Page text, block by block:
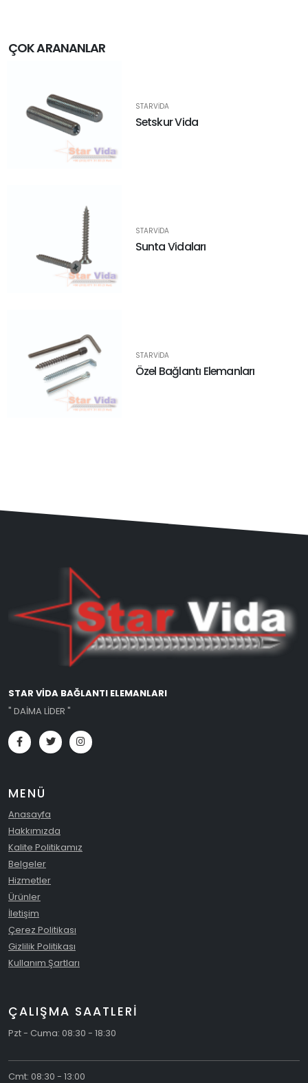
ÇOK ARANANLAR
STARVIDA
Setskur Vida
STARVIDA
Sunta Vidaları
STARVIDA
Özel Bağlantı Elemanları
STAR VİDA BAĞLANTI ELEMANLARI
" DAİMA LİDER "
MENÜ
Anasayfa
Hakkımızda
Kalite Politikamız
Belgeler
Hizmetler
Ürünler
İletişim
Çerez Politikası
Gizlilik Politikası
Kullanım Şartları
ÇALIŞMA SAATLERİ
Pzt - Cuma: 08:30 - 18:30
Cmt: 08:30 - 13:00